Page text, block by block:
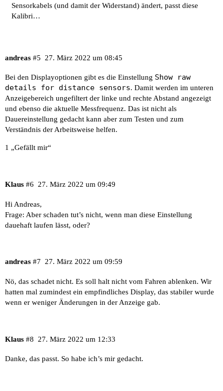
Sensorkabels (und damit der Widerstand) ändert, passt diese
Kalibri…
andreas 27. März 2022 um 08:45
#5
Bei den Displayoptionen gibt es die Einstellung Show raw
details for distance sensors. Damit werden im unteren
Anzeigebereich ungefiltert der linke und rechte Abstand angezeigt
und ebenso die aktuelle Messfrequenz. Das ist nicht als
Dauereinstellung gedacht kann aber zum Testen und zum
Verständnis der Arbeitsweise helfen.
1 „Gefällt mir“
Klaus 27. März 2022 um 09:49
#6
Hi Andreas,
Frage: Aber schaden tut’s nicht, wenn man diese Einstellung
dauehaft laufen lässt, oder?
andreas 27. März 2022 um 09:59
#7
Nö, das schadet nicht. Es soll halt nicht vom Fahren ablenken. Wir
hatten mal zumindest ein empfindliches Display, das stabiler wurde
wenn er weniger Änderungen in der Anzeige gab.
Klaus 27. März 2022 um 12:33
#8
Danke, das passt. So habe ich’s mir gedacht.